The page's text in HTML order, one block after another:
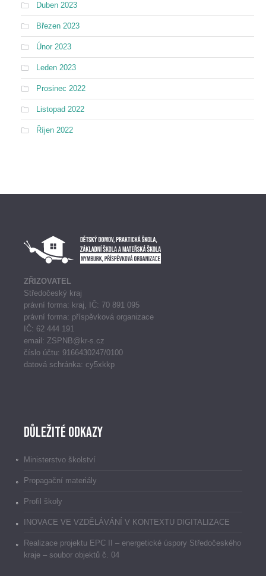
Duben 2023
Březen 2023
Únor 2023
Leden 2023
Prosinec 2022
Listopad 2022
Říjen 2022
ZŘIZOVATEL
Středočeský kraj
právní forma: kraj, IČ: 70 891 095
právní forma: příspěvková organizace
IČ: 62 444 191
email: ZSPNB@kr-s.cz
číslo účtu: 9166430247/0100
datová schránka: cy5xkkp
Důležité odkazy
Ministerstvo školství
Propagační materiály
Profil školy
INOVACE VE VZDĚLÁVÁNÍ V KONTEXTU DIGITALIZACE
Realizace projektu EPC II – energetické úspory Středočeského
kraje – soubor objektů č. 04